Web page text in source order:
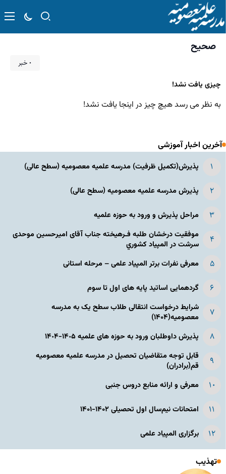
صحیح
۰ خبر
چیزی یافت نشد!
به نظر می رسد هیچ چیز در اینجا یافت نشد!
آخرین اخبار آموزشی
پذیرش(تکمیل ظرفیت) مدرسه علمیه معصومیه‌ (سطح عالی)
پذیرش مدرسه علمیه معصومیه‌ (سطح عالی)
مراحل پذیرش و ورود به حوزه علمیه
موفقیت درخشان طلبه فـرهیخته جناب آقای امیرحسین موحدی
سرشت در المپياد كشوري
معرفی نفرات برتر المپیاد علمی – مرحله استانی
گردهمایی اساتید پایه های اول تا سوم
شرایط درخواست انتقالی طلاب سطح یک به مدرسه
معصومیه(۱۴۰۴)
پذیرش داوطلبان ورود به حوزه های علمیه ١۴٠۵-١۴٠۴
قابل توجه متقاضیان تحصیل در مدرسه علمیه معصومیه
قم(برادران)
معرفی و ارائه منابع دروس جنبی
امتحانات نیم‌سال اول تحصیلی ۱۴۰۲-۱۴۰۱
برگزاری المپیاد علمی
تهذیب